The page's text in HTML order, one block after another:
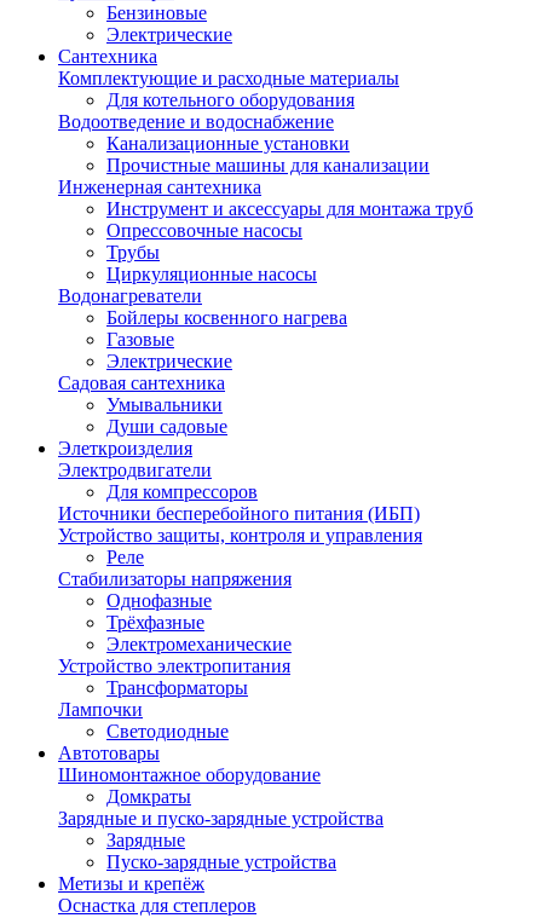
Бензиновые
Электрические
Сантехника
Комплектующие и расходные материалы
Для котельного оборудования
Водоотведение и водоснабжение
Канализационные установки
Прочистные машины для канализации
Инженерная сантехника
Инструмент и аксессуары для монтажа труб
Опрессовочные насосы
Трубы
Циркуляционные насосы
Водонагреватели
Бойлеры косвенного нагрева
Газовые
Электрические
Садовая сантехника
Умывальники
Души садовые
Элеткроизделия
Электродвигатели
Для компрессоров
Источники бесперебойного питания (ИБП)
Устройство защиты, контроля и управления
Реле
Стабилизаторы напряжения
Однофазные
Трёхфазные
Электромеханические
Устройство электропитания
Трансформаторы
Лампочки
Светодиодные
Автотовары
Шиномонтажное оборудование
Домкраты
Зарядные и пуско-зарядные устройства
Зарядные
Пуско-зарядные устройства
Метизы и крепёж
Оснастка для степлеров